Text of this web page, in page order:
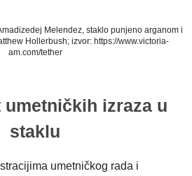
Melendez, staklo punjeno arganom i
Hollerbush; izvor: https://www.victoria-
am.com/tether
izraza u
staklu
umetničkog rada i